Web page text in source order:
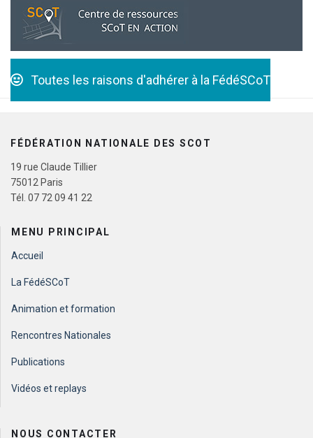
Toutes les raisons d'adhérer à la FédéSCoT
FÉDÉRATION NATIONALE DES SCOT
19 rue Claude Tillier
75012 Paris
Tél. 07 72 09 41 22
MENU PRINCIPAL
Accueil
La FédéSCoT
Animation et formation
Rencontres Nationales
Publications
Vidéos et replays
NOUS CONTACTER